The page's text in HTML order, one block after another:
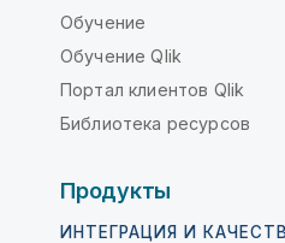
Обучение
Обучение Qlik
Портал клиентов Qlik
Библиотека ресурсов
Продукты
ИНТЕГРАЦИЯ И